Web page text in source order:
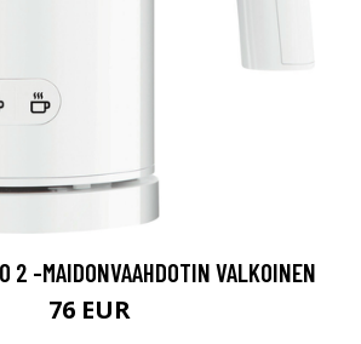
2 -MAIDONVAAHDOTIN VALKOINEN
76 EUR